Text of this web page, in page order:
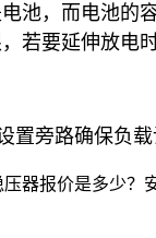
池，而电池的
若要延伸放电
旁路确保负载
器报价是多少